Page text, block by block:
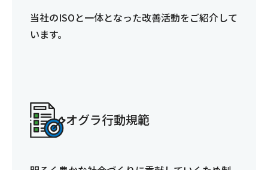
当社のISOと一体となった改善活動をご紹介して
います。
オグラ行動規範